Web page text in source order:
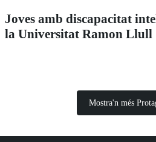
Joves amb discapacitat
la Universitat Ramon Llull
Mostra'n més